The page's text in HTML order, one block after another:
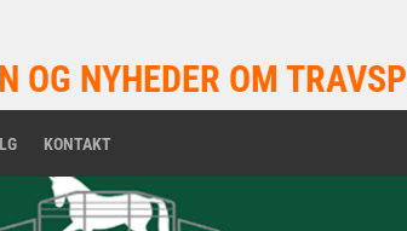
OG NYHEDER OM
KONTAKT